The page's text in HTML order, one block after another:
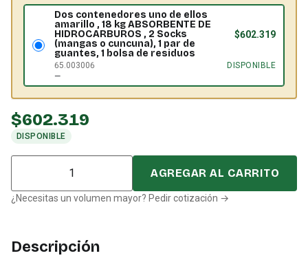
Dos contenedores uno de ellos
amarillo , 18 kg ABSORBENTE DE
HIDROCARBUROS , 2 Socks
(mangas o cuncuna), 1 par de
guantes, 1 bolsa de residuos
65.003006
—
$602.319
DISPONIBLE
$602.319
DISPONIBLE
Cantidad
AGREGAR AL CARRITO
¿Necesitas un volumen mayor? Pedir cotización →
Descripción